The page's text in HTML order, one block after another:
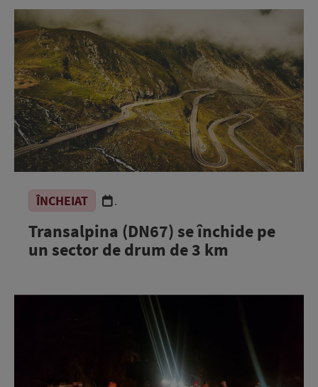
ÎNCHEIAT .
Transalpina (DN67) se închide pe
un sector de drum de 3 km